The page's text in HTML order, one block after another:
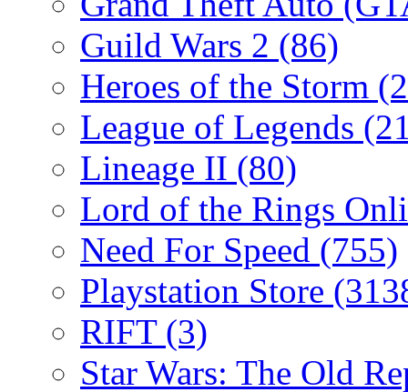
Guild Wars 2 (86)
Heroes of the Storm
League of Legends
Lineage II (80)
Lord of the Rings
Need For Speed (755)
Playstation Store
RIFT (3)
Star Wars: The Old